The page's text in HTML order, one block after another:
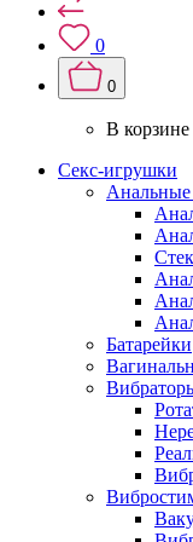
0
0
В корзине
Секс-игрушки
Анальные
Батарейки